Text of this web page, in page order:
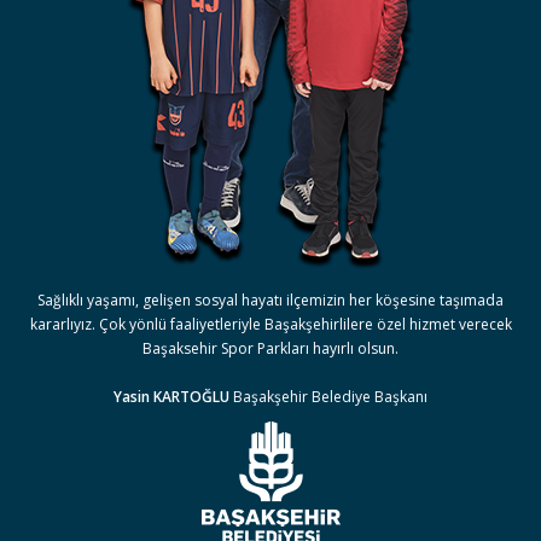
Sağlıklı yaşamı, gelişen sosyal hayatı ilçemizin her köşesine taşımada
kararlıyız. Çok yönlü faaliyetleriyle Başakşehirlilere özel hizmet verecek
Başaksehir Spor Parkları hayırlı olsun.
Yasin KARTOĞLU Başakşehir Belediye Başkanı